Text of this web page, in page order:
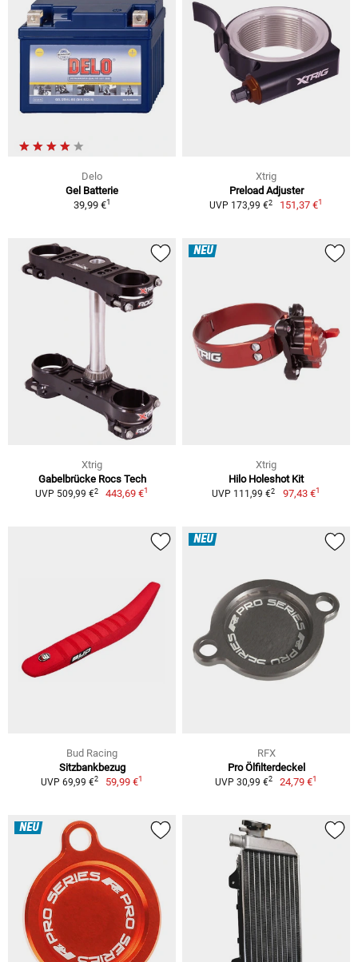
Delo
Gel Batterie
39,99 €1
Xtrig
Preload Adjuster
UVP 173,99 €2 151,37 €1
Xtrig
Gabelbrücke Rocs Tech
UVP 509,99 €2 443,69 €1
NEU
Xtrig
Hilo Holeshot Kit
UVP 111,99 €2 97,43 €1
Bud Racing
Sitzbankbezug
UVP 69,99 €2 59,99 €1
NEU
RFX
Pro Ölfilterdeckel
UVP 30,99 €2 24,79 €1
NEU